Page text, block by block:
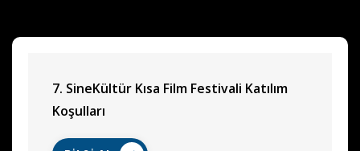
7. SineKültür Kısa Film Festivali Katılım
Koşulları